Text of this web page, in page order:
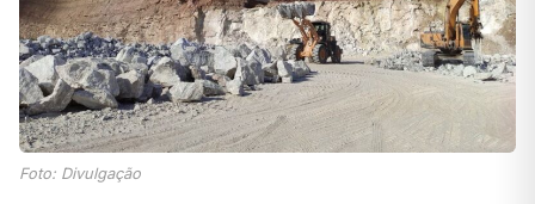
Foto: Divulgação